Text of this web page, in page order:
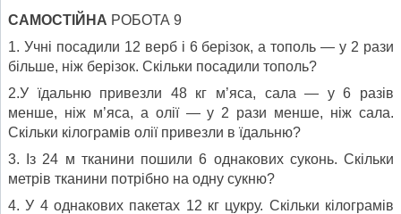
САМОСТІЙНА РОБОТА 9
1. Учні посадили 12 верб і 6 берізок, а тополь — у 2 рази
більше, ніж берізок. Скільки посадили тополь?
2.У їдальню привезли 48 кг м’яса, сала — у 6 разів
менше, ніж м’яса, а олії — у 2 рази менше, ніж сала.
Скільки кілограмів олії привезли в їдальню?
3. Із 24 м тканини пошили 6 однакових суконь. Скільки
метрів тканини потрібно на одну сукню?
4. У 4 однакових пакетах 12 кг цукру. Скільки кілограмів